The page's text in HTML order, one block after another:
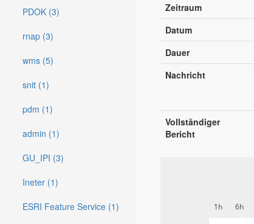
PDOK (3)
rnap (3)
wms (5)
snit (1)
pdm (1)
admin (1)
GU_IPI (3)
Ineter (1)
ESRI Feature Service (1)
Zeitraum
Datum
Dauer
Nachricht
Vollständiger
Bericht
1h 6h